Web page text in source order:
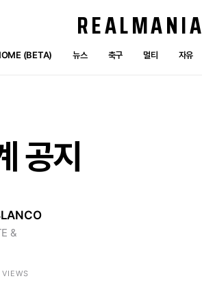
REALMANIA
(BETA) 뉴스 축구 멀티 자유
공지
&